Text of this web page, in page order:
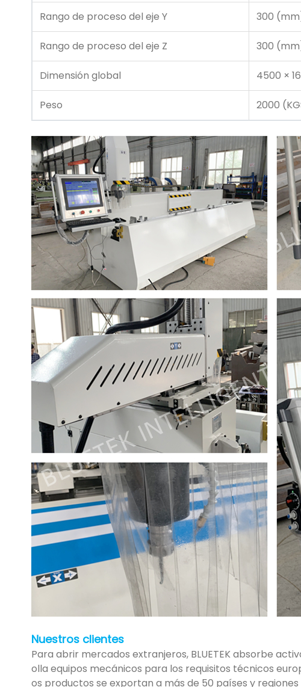
Rango de proceso del eje Y 300
Rango de proceso del eje Z 300
Dimensión global
Peso 2000
Nuestros clientes
Para abrir mercados extranjeros, BLUETEK absorbe
olla equipos mecánicos para los requisitos técnicos
os productos se exportan a más de 50 países y regiones